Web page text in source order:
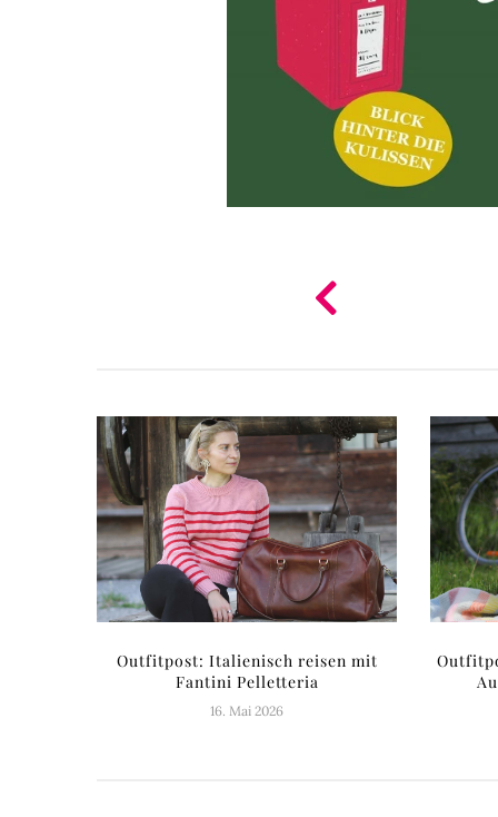
Outfitpost: Italienisch reisen mit
Fantini Pelletteria
16. Mai 2026